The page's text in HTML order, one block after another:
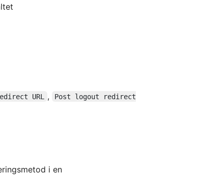
URL ,
Post logout redirect
i en